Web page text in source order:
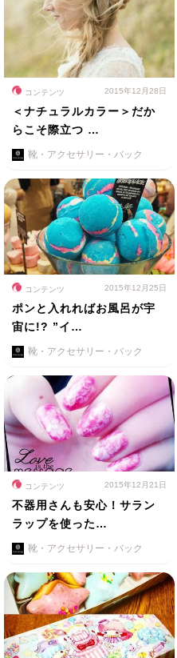
コンテンツ 2015年12月28日
＜ナチュラルカラー＞だか
らこそ際立つ …
靴・アクセサリー・バック
コンテンツ 2015年12月25日
ポンと入れればお風呂が宇
宙に!? ”イ…
靴・アクセサリー・バック
コンテンツ 2015年12月21日
不器用さんも安心！サラン
ラップを使った…
靴・アクセサリー・バック